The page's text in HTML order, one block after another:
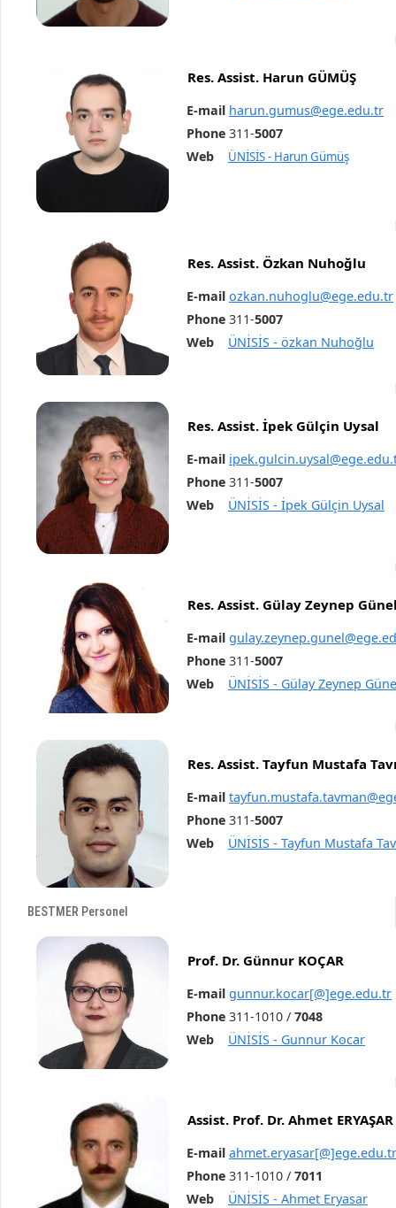
Res. Assist. Harun GÜMÜŞ
E-mail harun.gumus@ege.edu.tr
Phone 311-5007
Web
ÜNİSİS - Harun Gümüş
Res. Assist. Özkan Nuhoğlu
E-mail ozkan.nuhoglu@ege.edu.tr
Phone 311-5007
Web
ÜNİSİS - özkan Nuhoğlu
Res. Assist. İpek Gülçin Uysal
E-mail i
Phone 311-5007
Web
ÜNİSİS - İpek Gülçin Uysal
Res. Assist. Gülay Zeynep
E-mail
Phone 311-5007
Web
ÜNİSİS - Gülay Zeynep
Res. Assist. Tayfun Mustafa
E-mail
Phone 311-5007
Web
ÜNİSİS - Tayfun Mustafa
BESTMER Personel
Prof. Dr. Günnur KOÇAR
E-mail gunnur.kocar[@]ege.edu.tr
Phone 311-1010 / 7048
Web ÜNİSİS - Gunnur Kꙩcar
Assist. Prof. Dr. Ahmet ERYAŞAR
E-mail ahmet.eryasar[@]ege.edu.tr
Phone 311-1010 / 7011
Web ÜNİSİS - Ahmet Eryasar